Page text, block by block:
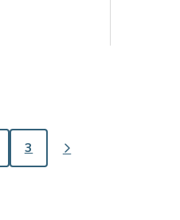
3